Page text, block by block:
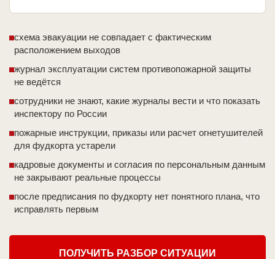
схема эвакуации не совпадает с фактическим
расположением выходов
журнал эксплуатации систем противопожарной защиты
не ведётся
сотрудники не знают, какие журналы вести и что показать
инспектору по России
пожарные инструкции, приказы или расчет огнетушителей
для фудкорта устарели
кадровые документы и согласия по персональным данным
не закрывают реальные процессы
после предписания по фудкорту нет понятного плана, что
исправлять первым
ПОЛУЧИТЬ РАЗБОР СИТУАЦИИ